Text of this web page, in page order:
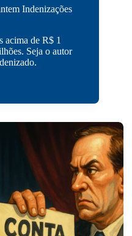
Indenizações
acima de R$ 1
Seja o autor